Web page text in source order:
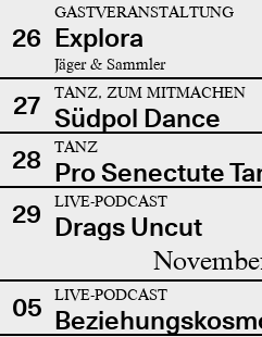
26
GASTVERANSTALTUNG
Explora
Jäger & Sammler
27 TANZ, ZUM MITMACHEN
Südpol Dance
28
TANZ
Pro Senectute
29
LIVE-PODCAST
Drags Uncut
05 LIVE-PODCAST